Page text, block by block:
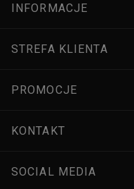
INFORMACJE
STREFA KLIENTA
PROMOCJE
KONTAKT
SOCIAL MEDIA